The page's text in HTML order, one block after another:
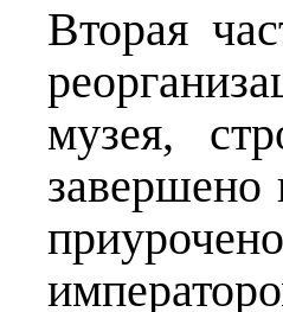
Вторая
музея,
завершено